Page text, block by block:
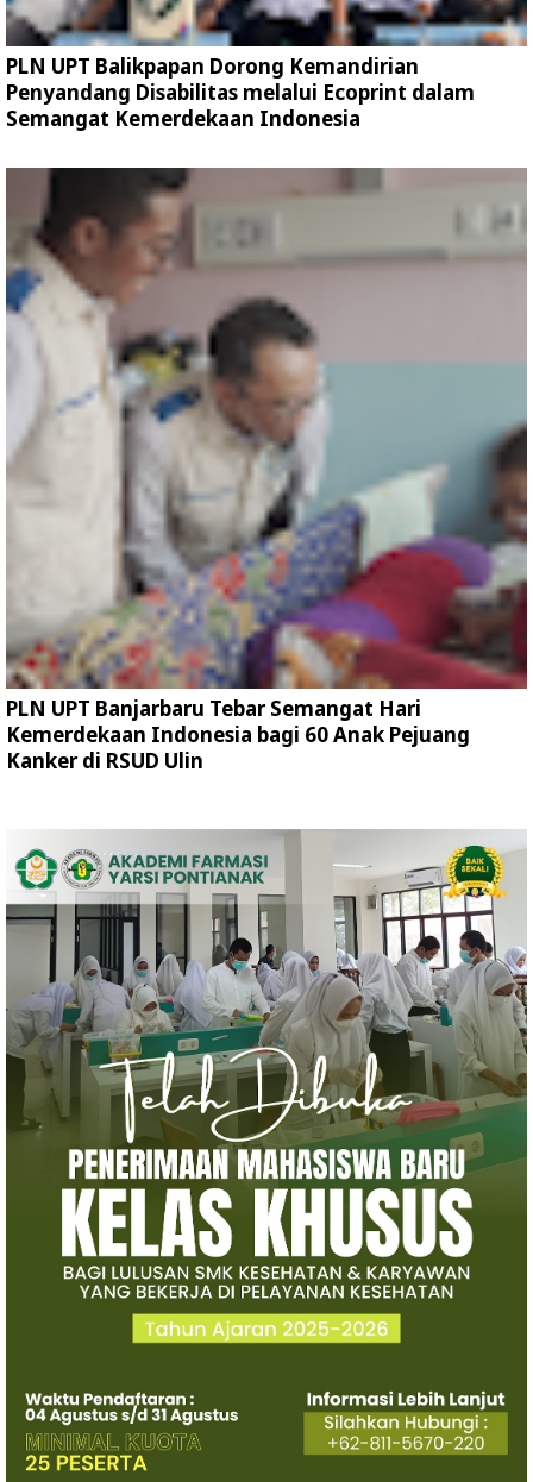
PLN UPT Balikpapan Dorong Kemandirian
Penyandang Disabilitas melalui Ecoprint dalam
Semangat Kemerdekaan Indonesia
PLN UPT Banjarbaru Tebar Semangat Hari
Kemerdekaan Indonesia bagi 60 Anak Pejuang
Kanker di RSUD Ulin